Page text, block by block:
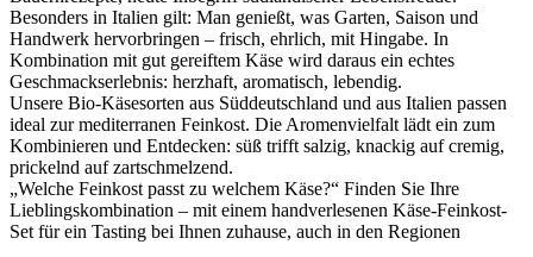
Besonders in Italien gilt: Man genießt, was Garten, Saison und
Handwerk hervorbringen – frisch, ehrlich, mit Hingabe. In
Kombination mit gut gereiftem Käse wird daraus ein echtes
Geschmackserlebnis: herzhaft, aromatisch, lebendig.
Unsere Bio-Käsesorten aus Süddeutschland und aus Italien passen
ideal zur mediterranen Feinkost. Die Aromenvielfalt lädt ein zum
Kombinieren und Entdecken: süß trifft salzig, knackig auf cremig,
prickelnd auf zartschmelzend.
„Welche Feinkost passt zu welchem Käse?“ Finden Sie Ihre
Lieblingskombination – mit einem handverlesenen Käse-Feinkost-
Set für ein Tasting bei Ihnen zuhause, auch in den Regionen